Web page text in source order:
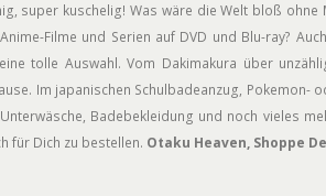
super kuschelig! Was wäre die Welt bloß
Filme und Serien auf DVD und Blu-ray?
tolle Auswahl. Vom Dakimakura über
Im japanischen Schulbadeanzug, Pokemon-
Badebekleidung und noch vieles
für Dich zu bestellen. Otaku Heaven, Shoppe